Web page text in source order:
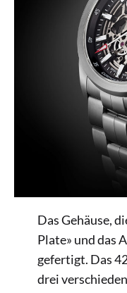
Das Gehäuse,
Plate» und das
gefertigt. Das
drei